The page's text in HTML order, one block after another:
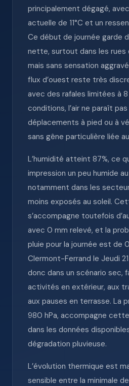
principalement dégagé,
actuelle de 11°C et un
Ce début de journée garde
nette, surtout dans les rues
mais sans sensation
flux d’ouest reste très
avec des rafales limitées à
conditions, l’air ne paraît
déplacements à pied ou à
sans gêne particulière liée
L’humidité atteint 87%, ce
impression un peu humide
notamment dans les
moins exposés au soleil.
s’accompagne toutefois
avec 0 mm relevé, et la
pluie pour la journée est de
Clermont-Ferrand le Jeudi
donc dans un scénario sec,
activités en extérieur, aux
aux pauses en terrasse. La
980 hPa, accompagne
dans les données
dégradation pluvieuse.
L’évolution thermique est
sensible entre la minimale